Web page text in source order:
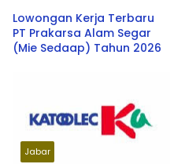
Lowongan Kerja Terbaru
PT Prakarsa Alam Segar
(Mie Sedaap) Tahun 2026
Jabar